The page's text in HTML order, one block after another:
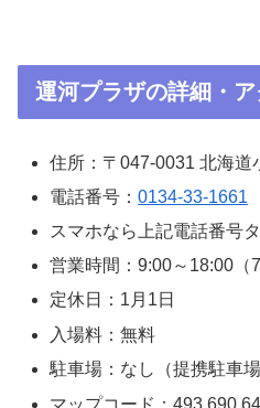
運河プラザの詳細・
住所：〒047-0031 北海道
電話番号：0134-33-1661
スマホなら上記電話番号
営業時間：9:00～18:00（
定休日：1月1日
入場料：無料
駐車場：なし（提携駐車場
マップコード：493 690